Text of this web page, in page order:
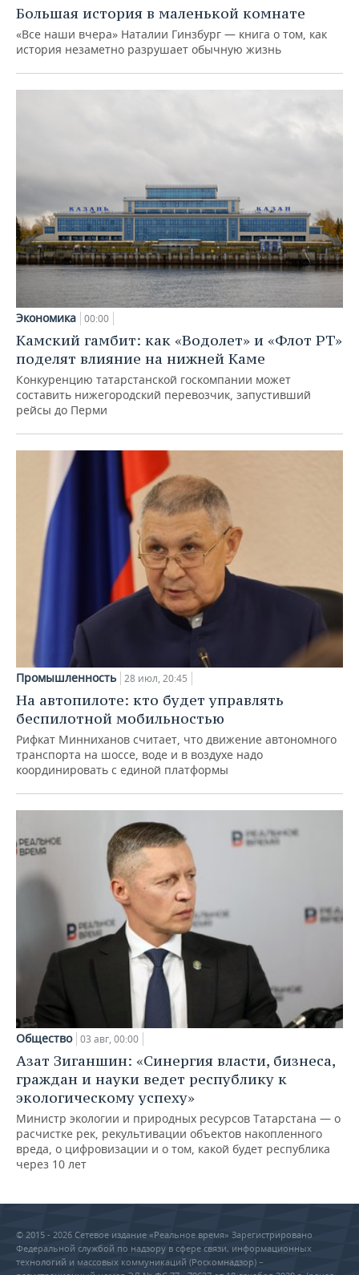
Большая история в маленькой комнате
«Все наши вчера» Наталии Гинзбург — книга о том, как
история незаметно разрушает обычную жизнь
Экономика 00:00
Камский гамбит: как «Водолет» и «Флот РТ»
поделят влияние на нижней Каме
Конкуренцию татарстанской госкомпании может
составить нижегородский перевозчик, запустивший
рейсы до Перми
Промышленность 28 июл, 20:45
На автопилоте: кто будет управлять
беспилотной мобильностью
Рифкат Минниханов считает, что движение автономного
транспорта на шоссе, воде и в воздухе надо
координировать с единой платформы
Общество 03 авг, 00:00
Азат Зиганшин: «Синергия власти, бизнеса,
граждан и науки ведет республику к
экологическому успеху»
Министр экологии и природных ресурсов Татарстана — о
расчистке рек, рекультивации объектов накопленного
вреда, о цифровизации и о том, какой будет республика
через 10 лет
© 2015 - 2026 Сетевое издание «Реальное время» Зарегистрировано
Федеральной службой по надзору в сфере связи, информационных
технологий и массовых коммуникаций (Роскомнадзор) –